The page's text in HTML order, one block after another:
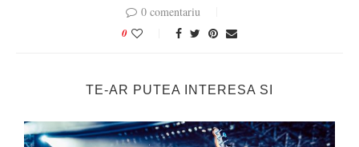
0 comentariu
0
TE-AR PUTEA INTERESA SI